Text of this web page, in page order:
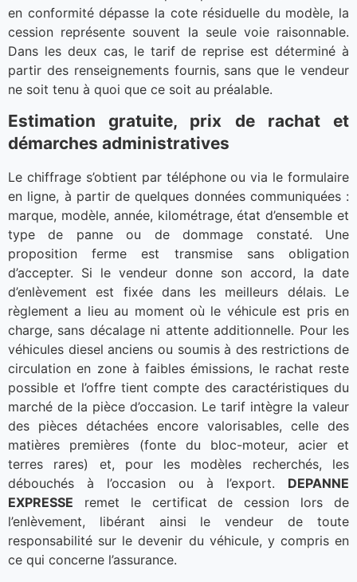
en conformité dépasse la cote résiduelle du modèle, la
cession représente souvent la seule voie raisonnable.
Dans les deux cas, le tarif de reprise est déterminé à
partir des renseignements fournis, sans que le vendeur
ne soit tenu à quoi que ce soit au préalable.
Estimation gratuite, prix de rachat et
démarches administratives
Le chiffrage s’obtient par téléphone ou via le formulaire
en ligne, à partir de quelques données communiquées :
marque, modèle, année, kilométrage, état d’ensemble et
type de panne ou de dommage constaté. Une
proposition ferme est transmise sans obligation
d’accepter. Si le vendeur donne son accord, la date
d’enlèvement est fixée dans les meilleurs délais. Le
règlement a lieu au moment où le véhicule est pris en
charge, sans décalage ni attente additionnelle. Pour les
véhicules diesel anciens ou soumis à des restrictions de
circulation en zone à faibles émissions, le rachat reste
possible et l’offre tient compte des caractéristiques du
marché de la pièce d’occasion. Le tarif intègre la valeur
des pièces détachées encore valorisables, celle des
matières premières (fonte du bloc-moteur, acier et
terres rares) et, pour les modèles recherchés, les
débouchés à l’occasion ou à l’export. DEPANNE
EXPRESSE remet le certificat de cession lors de
l’enlèvement, libérant ainsi le vendeur de toute
responsabilité sur le devenir du véhicule, y compris en
ce qui concerne l’assurance.